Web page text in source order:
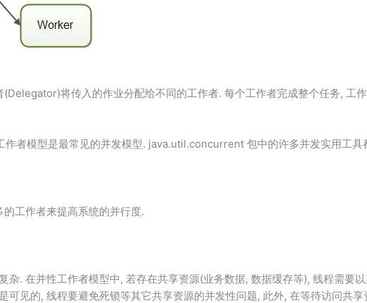
(Delegator)将传入的作业分配给不同的工作者. 每个工作者完成整个任务, 工
作者模型是最常见的并发模型. java.util.concurrent 包中的许多并发实用工具
工作者来提高系统的并行度.
杂. 在并性工作者模型中, 若存在共享资源(业务数据, 数据缓存等), 线程需要
可见的, 线程要避免死锁等其它共享资源的并发性问题, 此外, 在等待访问共